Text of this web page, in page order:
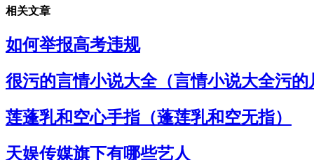
相关文章
如何举报高考违规
很污的言情小说大全（言情小说大全污的
莲蓬乳和空心手指（蓬莲乳和空无指）
天娱传媒旗下有哪些艺人